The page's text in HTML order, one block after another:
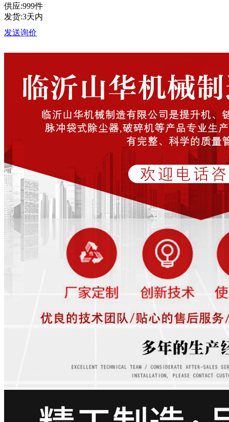
供应:999件
发货:3天内
发送询价